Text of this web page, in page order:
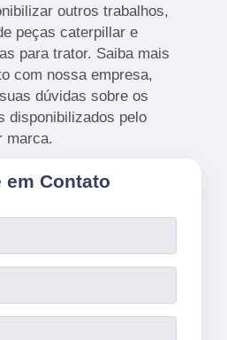
outros trabalhos,
peças caterpillar e
para trator. Saiba mais
com nossa empresa,
dúvidas sobre os
disponibilizados pelo
marca.
em Contato